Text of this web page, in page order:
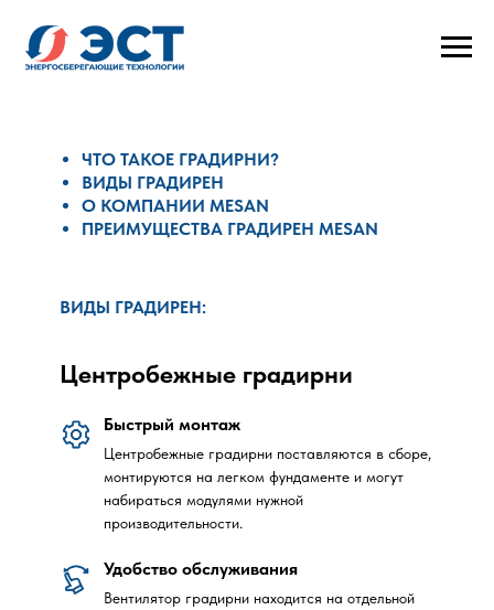
ПРЕИМУЩЕСТВА ГРАДИРЕН MESAN
О КОМПАНИИ MESAN
ВИДЫ ГРАДИРЕН
ЧТО ТАКОЕ ГРАДИРНИ?
ВИДЫ ГРАДИРЕН:
ЗАКРЫТЫЕ
ПРОТИВОТОЧНЫЕ
ПРОМЫШЛЕННЫЕ
Быстрый монтаж
Центробежные градирни поставляются в сборе,
монтируются на легком фундаменте и могут
набираться модулями нужной
производительности.
Вентилятор градирни находится на отдельной
Удобство обслуживания
Центробежные градирни